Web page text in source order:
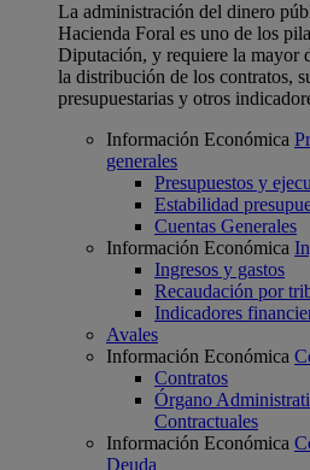
La administración del dinero
Hacienda Foral es uno de los
Diputación, y requiere la mayor
la distribución de los contratos,
presupuestarias y otros
Información Económica
generales
Presupuestos y
Estabilidad
Cuentas Generales
Información Económica
Ingresos y gastos
Recaudación por
Indicadores
Avales
Información Económica
Contratos
Órgano
Contractuales
Información Económica
Deuda